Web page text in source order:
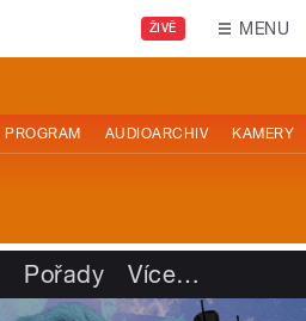
ŽIVĚ MENU
PROGRAM AUDIOARCHIV KAMERY
Pořady Více…